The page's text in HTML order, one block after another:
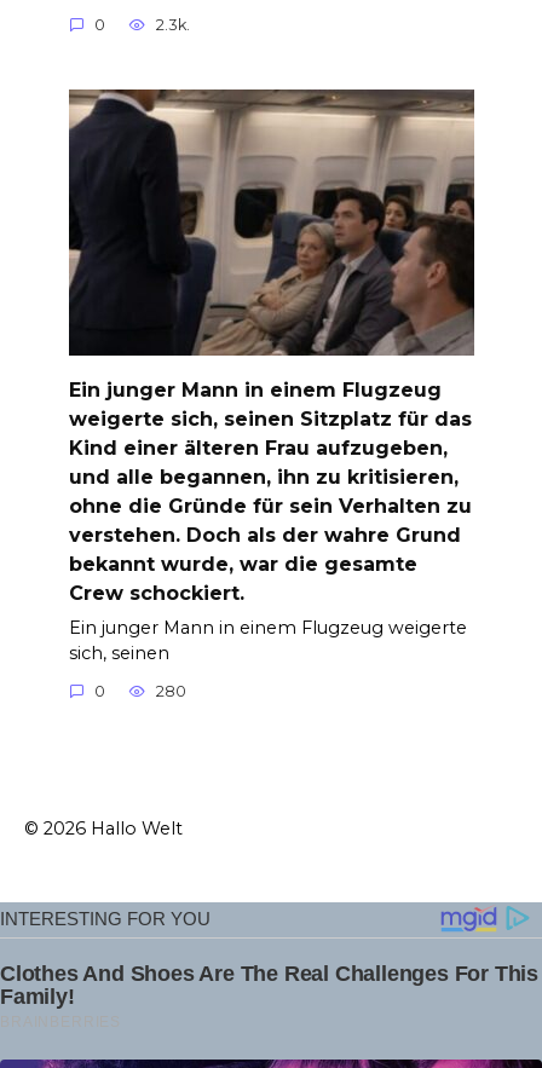
0 2.3k.
Ein junger Mann in einem Flugzeug
weigerte sich, seinen Sitzplatz für das
Kind einer älteren Frau aufzugeben,
und alle begannen, ihn zu kritisieren,
ohne die Gründe für sein Verhalten zu
verstehen. Doch als der wahre Grund
bekannt wurde, war die gesamte
Crew schockiert.
Ein junger Mann in einem Flugzeug weigerte
sich, seinen
0 280
© 2026 Hallo Welt